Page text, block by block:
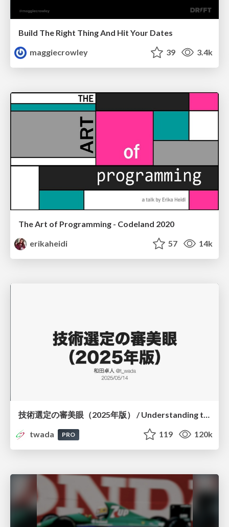
Build The Right Thing And Hit Your Dates
maggiecrowley
39 3.4k
The Art of Programming - Codeland 2020
erikaheidi
57 14k
技術選定の審美眼（2025年版） / Understanding the Spiral of Technologies 2025 edition
twada
PRO 119 120k